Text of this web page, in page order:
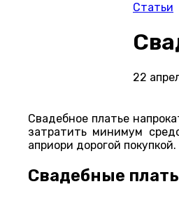
Статьи
22
Свадебное платье
затратить минимум
априори дорогой покупкой.
Свадебные